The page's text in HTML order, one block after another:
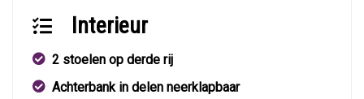
Interieur
2 stoelen op derde rij
Achterbank in delen neerklapbaar